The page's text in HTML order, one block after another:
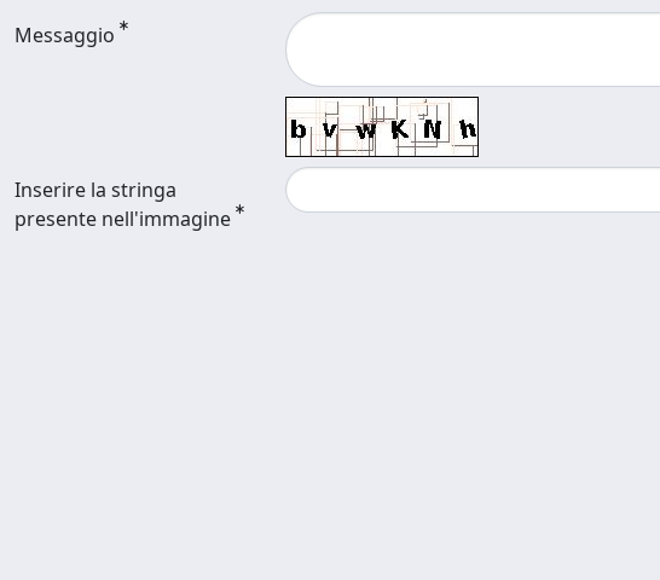
Messaggio
Inserire la stringa
presente nell'immagine